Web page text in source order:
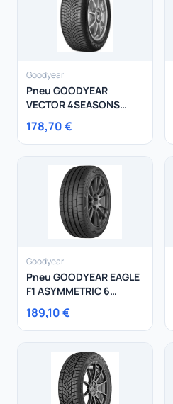
Goodyear
Pneu GOODYEAR
VECTOR 4SEASONS
GEN-3 245/40R19 98Y
178,70 €
Goodyear
Pneu GOODYEAR EAGLE
F1 ASYMMETRIC 6
245/50R19 105Y
189,10 €